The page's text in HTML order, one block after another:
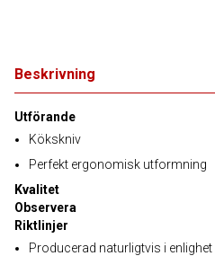
Beskrivning
Utförande
Kökskniv
Perfekt ergonomisk utformning
Kvalitet
Observera
Riktlinjer
Producerad naturligtvis i